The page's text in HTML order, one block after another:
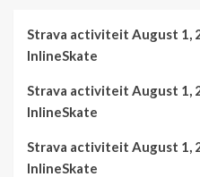
Strava activiteit August 1,
InlineSkate
Strava activiteit August 1,
InlineSkate
Strava activiteit August 1,
InlineSkate